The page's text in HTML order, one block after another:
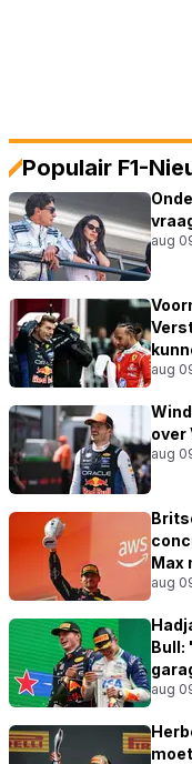
Populair F1-
aug
aug
over
aug
Max
aug
Bull:
aug